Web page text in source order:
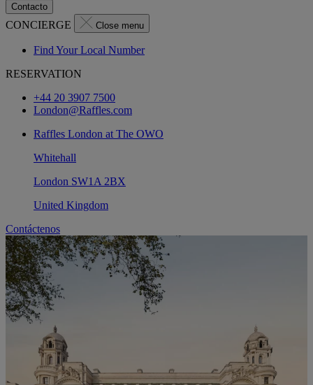
Contacto
CONCIERGE Close menu
Find Your Local Number
RESERVATION
+44 20 3907 7500
London@Raffles.com
Raffles London at The OWO
Whitehall
London SW1A 2BX
United Kingdom
Contáctenos